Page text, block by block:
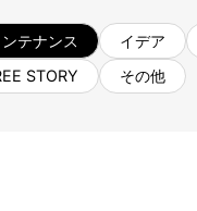
BLOG
メディア美術協力実績
テナンス イデア
STORY その他